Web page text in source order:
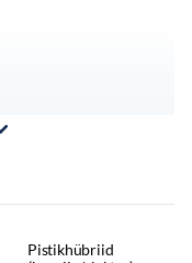
Pistikhübriid